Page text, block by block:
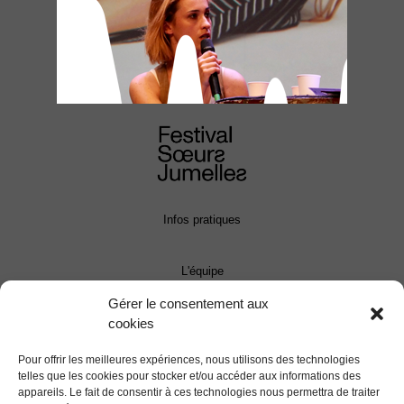
Gérer le consentement aux
cookies
Pour offrir les meilleures expériences, nous utilisons des technologies
telles que les cookies pour stocker et/ou accéder aux informations des
appareils. Le fait de consentir à ces technologies nous permettra de traiter
Infos pratiques
L'équipe
Presse